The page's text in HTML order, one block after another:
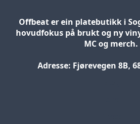
Offbeat er ein platebutikk i
hovudfokus på brukt og ny
MC og merch.
Adresse: Fjørevegen 8B,